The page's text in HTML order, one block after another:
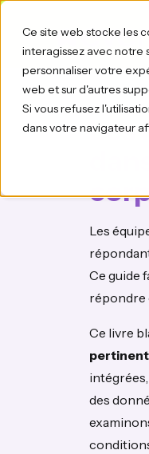
Ce site web stocke les
interagissez avec notre
personnaliser votre
web et sur d'autres
Si vous refusez
dans votre navigateur
Les
Les
Ce guide
répondre
Ce livre
des